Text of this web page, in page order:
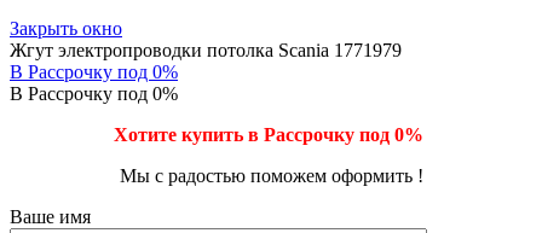
Закрыть окно
Жгут электропроводки потолка Scania 1771979
В Рассрочку под 0%
В Рассрочку под 0%
Хотите купить в Рассрочку под 0%
Мы с радостью поможем оформить !
Ваше имя